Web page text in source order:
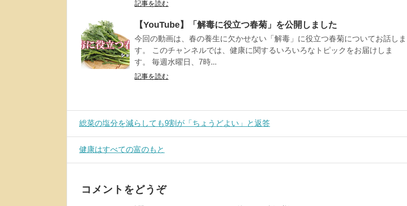
記事を読む
【YouTube】「解毒に役立つ春菊」を公開しました
今回の動画は、春の養生に欠かせない「解毒」に役立つ春菊についてお話しま
す。 このチャンネルでは、健康に関するいろいろなトピックをお届けしま
す。 毎週水曜日、7時...
記事を読む
総菜の塩分を減らしても9割が「ちょうどよい」と返答
健康はすべての富のもと
コメントをどうぞ